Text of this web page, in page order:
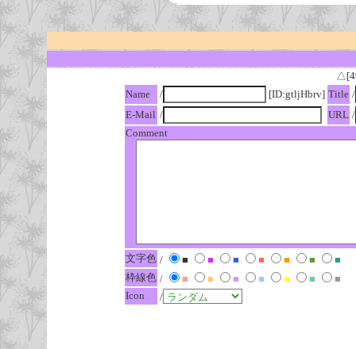
Name
/ [ID:gtljHbrv] Title /
E-Mail / URL /
Comment
文字色 / ■ ■ ■ ■ ■ ■
■
枠線色 / ■ ■ ■ ■ ■ ■
■
Icon
/